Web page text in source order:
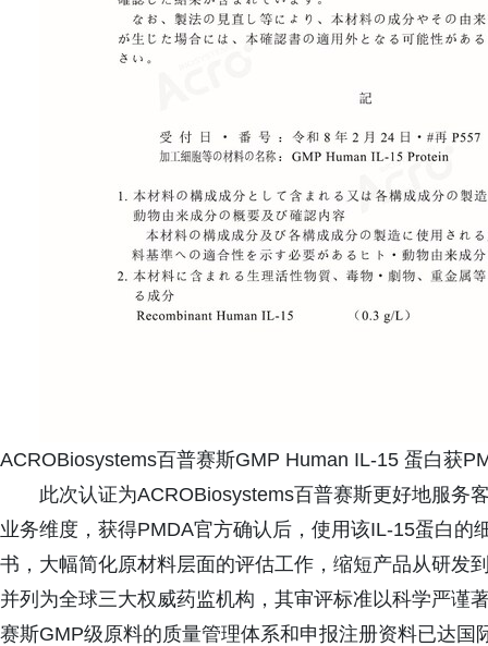
ACROBiosystems百普赛斯GMP Human IL-15 蛋白获
此次认证为ACROBiosystems百普赛斯更好地服务
业务维度，获得PMDA官方确认后，使用该IL-15蛋白
书，大幅简化原材料层面的评估工作，缩短产品从研发
并列为全球三大权威药监机构，其审评标准以科学严谨
赛斯GMP级原料的质量管理体系和申报注册资料已达